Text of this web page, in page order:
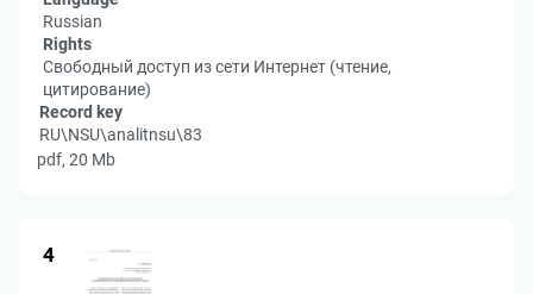
Russian
Rights
Свободный доступ из сети Интернет (чтение,
цитирование)
Record key
RU\NSU\analitnsu\83
pdf, 20 Mb
4